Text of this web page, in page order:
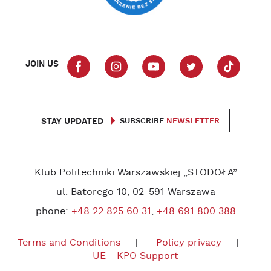
JOIN US
STAY UPDATED SUBSCRIBE NEWSLETTER
Klub Politechniki Warszawskiej „STODOŁA”
ul. Batorego 10, 02-591 Warszawa
phone: +48 22 825 60 31, +48 691 800 388
Terms and Conditions
Policy privacy
UE - KPO Support